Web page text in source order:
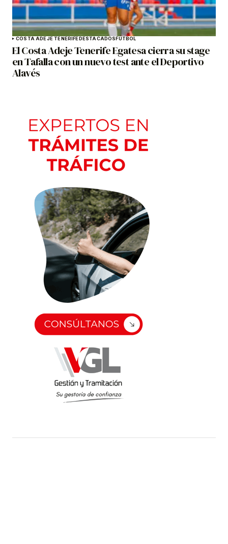
COSTA ADEJE TENERIFEDESTACADOSFÚTBOL
El Costa Adeje Tenerife Egatesa cierra su stage
en Tafalla con un nuevo test ante el Deportivo
Alavés